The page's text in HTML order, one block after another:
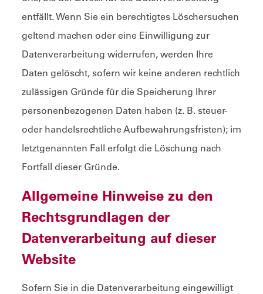
entfällt. Wenn Sie ein berechtigtes Löschersuchen
geltend machen oder eine Einwilligung zur
Datenverarbeitung widerrufen, werden Ihre
Daten gelöscht, sofern wir keine anderen rechtlich
zulässigen Gründe für die Speicherung Ihrer
personenbezogenen Daten haben (z. B. steuer-
oder handelsrechtliche Aufbewahrungsfristen); im
letztgenannten Fall erfolgt die Löschung nach
Fortfall dieser Gründe.
Allgemeine Hinweise zu den
Rechtsgrundlagen der
Datenverarbeitung auf dieser
Website
Sofern Sie in die Datenverarbeitung eingewilligt